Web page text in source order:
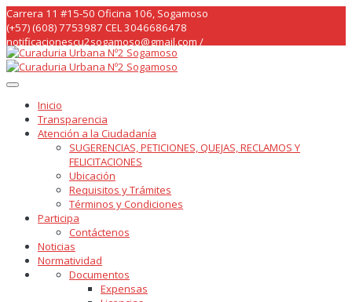
Skip
to
content
Carrera 11 #15-50 Oficina 106, Sogamoso
(+57) (608) 7753987 CEL 3046686478
notificacionescu2sogamoso@gmail.com /
curaduria2sogamoso@gmail.com /
Inicio
Transparencia
Atención a la Ciudadanía
SUGERENCIAS, PETICIONES, QUEJAS, RECLAMOS Y
FELICITACIONES
Ubicación
Requisitos y Trámites
Términos y Condiciones
Participa
Contáctenos
Noticias
Normatividad
Documentos
Expensas